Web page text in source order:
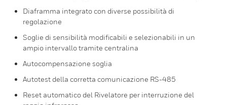
Diaframma integrato con diverse possibilità di
regolazione
Soglie di sensibilità modificabili e selezionabili in un
ampio intervallo tramite centralina
Autocompensazione soglia
Autotest della corretta comunicazione RS-485
Reset automatico del Rivelatore per interruzione del